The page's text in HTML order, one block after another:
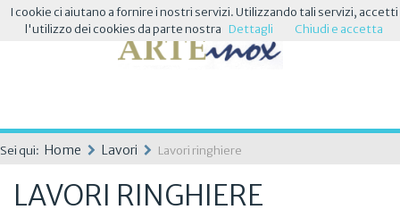
Sei qui: Home Lavori Lavori ringhiere
LAVORI RINGHIERE
I cookie ci aiutano a fornire i nostri servizi. Utilizzando tali servizi, accetti
l'utilizzo dei cookies da parte nostra Dettagli Chiudi e accetta